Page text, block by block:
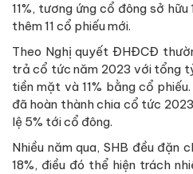
11%, tương ứng cổ đông sở
thêm 11 cổ phiếu mới.
Theo Nghị quyết ĐHĐCĐ
trả cổ tức năm 2023 với tổng
tiền mặt và 11% bằng cổ
đã hoàn thành chia cổ tức
lệ 5% tới cổ đông.
Nhiều năm qua, SHB đều
18%, điều đó thể hiện trách